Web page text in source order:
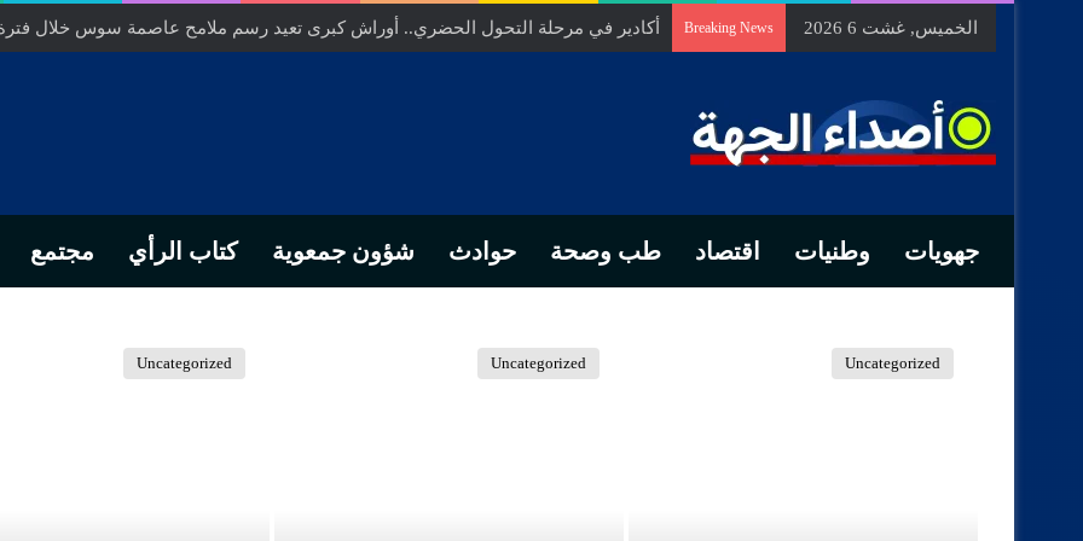
الخميس, غشت 6 2026 Breaking News السيد الحسين مخلص… من التدبير المحلي إلى رهانات التشريع وبصمة رجل أعمال ناجح
جهويات وطنيات اقتصاد طب وصحة حوادث شؤون جمعوية كتاب الرأي مجتمع
Uncategorized
Uncategorized
Uncategorized